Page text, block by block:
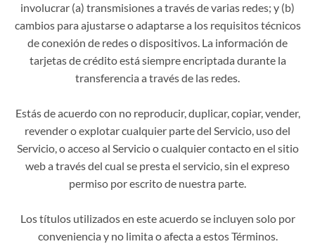
involucrar (a) transmisiones a través de varias redes; y (b)
cambios para ajustarse o adaptarse a los requisitos técnicos
de conexión de redes o dispositivos. La información de
tarjetas de crédito está siempre encriptada durante la
transferencia a través de las redes.
Estás de acuerdo con no reproducir, duplicar, copiar, vender,
revender o explotar cualquier parte del Servicio, uso del
Servicio, o acceso al Servicio o cualquier contacto en el sitio
web a través del cual se presta el servicio, sin el expreso
permiso por escrito de nuestra parte.
Los títulos utilizados en este acuerdo se incluyen solo por
conveniencia y no limita o afecta a estos Términos.